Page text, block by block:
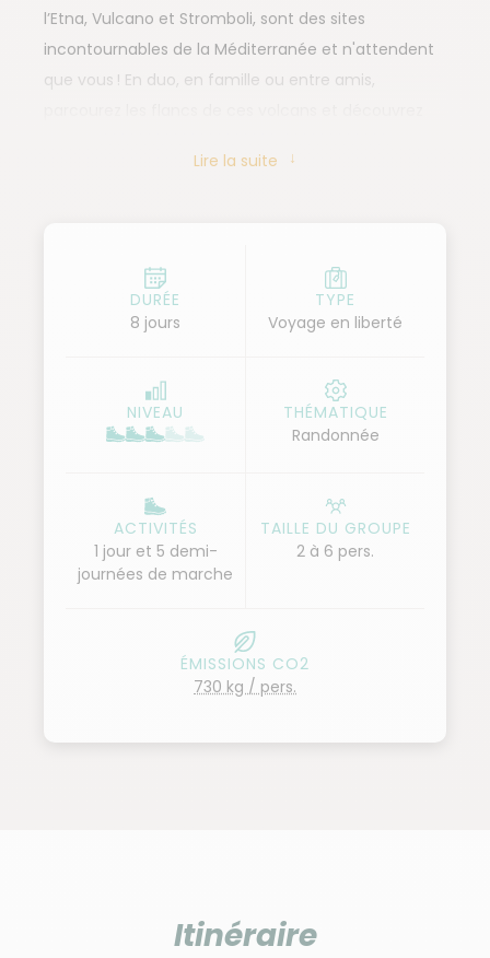
l’Etna, Vulcano et Stromboli, sont des sites
incontournables de la Méditerranée et n'attendent
que vous ! En duo, en famille ou entre amis,
Lire la suite
DURÉE
8 jours
TYPE
Voyage en liberté
NIVEAU
THÉMATIQUE
Randonnée
ACTIVITÉS
1 jour et 5 demi-
journées de marche
TAILLE DU GROUPE
2 à 6 pers.
ÉMISSIONS CO2
730 kg / pers.
Itinéraire